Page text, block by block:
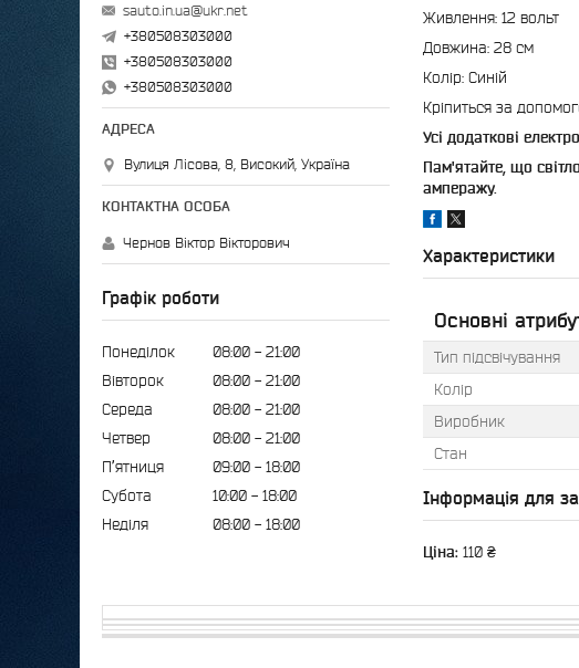
Живлення: 12 вольт
Довжина: 28 см
Колір: Синій
Кріпиться за
Усі додаткові
Пам'ятайте, що
амперажу.
Характеристики
Основні
Тип підсвічування
Колір
Виробник
Стан
Інформація для
Ціна: 110 ₴
sauto.in.ua@ukr.net
+380508303000
+380508303000
+380508303000
Вулиця Лісова, 8, Високий, Україна
Чернов Віктор Вікторович
Графік роботи
Понеділок 08:00
21:00
Вівторок
08:00
21:00
Середа
08:00
21:00
Четвер
08:00
21:00
Пʼятниця
09:00
18:00
Субота
10:00
18:00
Неділя
08:00 18:00